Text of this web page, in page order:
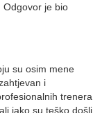
Odgovor je bio
su osim mene
i
trenera
, ali jako su teško došli